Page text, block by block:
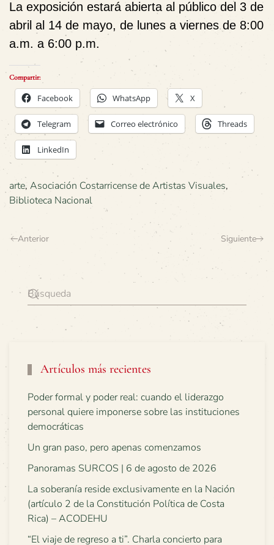
La exposición estará abierta al público del 3 de
abril al 14 de mayo, de lunes a viernes de 8:00
a.m. a 6:00 p.m.
Compartir:
Facebook WhatsApp X
Telegram Correo electrónico Threads
LinkedIn
arte, Asociación Costarricense de Artistas Visuales,
Biblioteca Nacional
Anterior Siguiente
Artículos más recientes
Poder formal y poder real: cuando el liderazgo
personal quiere imponerse sobre las instituciones
democráticas
Un gran paso, pero apenas comenzamos
Panoramas SURCOS | 6 de agosto de 2026
La soberanía reside exclusivamente en la Nación
(artículo 2 de la Constitución Política de Costa
Rica) – ACODEHU
“El viaje de regreso a ti”. Charla concierto para